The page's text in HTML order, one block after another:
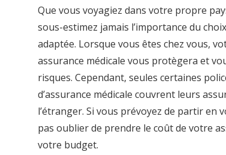
Que vous voyagiez dans votre propre
sous-estimez jamais l’importance du
adaptée. Lorsque vous êtes chez vous,
assurance médicale vous protègera et
risques. Cependant, seules certaines
d’assurance médicale couvrent leurs
l’étranger. Si vous prévoyez de partir en
pas oublier de prendre le coût de votre
votre budget.